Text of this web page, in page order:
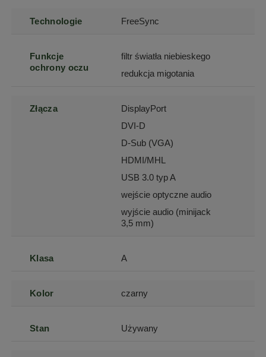
Technologie FreeSync
Funkcje
ochrony oczu
filtr światła niebieskego
redukcja migotania
Złącza
DisplayPort
DVI-D
D-Sub (VGA)
HDMI/MHL
USB 3.0 typ A
wejście optyczne audio
wyjście audio (minijack
3,5 mm)
Klasa A
Kolor czarny
Stan Używany